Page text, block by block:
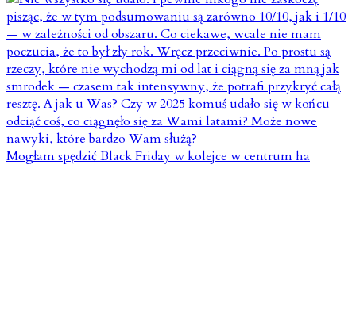
Mogłam spędzić Black Friday w kolejce w centrum ha